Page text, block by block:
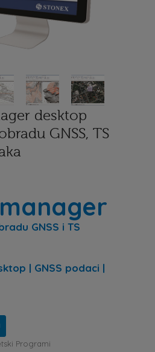
desktop
GNSS, TS
GNSS i TS
| GNSS podaci |
Programi